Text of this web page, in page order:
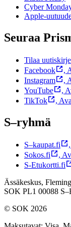
Cyber
Apple-
Seuraa
Tilaa uutiskirje
Facebook
,
Instagram
,
YouTube
,
TikTok
,
S–ryhmä
S–kaupat.fi ,
Sokos.fi
,
S-Etukortti.fi
Ässäkeskus,
SOK PL1 00088
© SOK 2026